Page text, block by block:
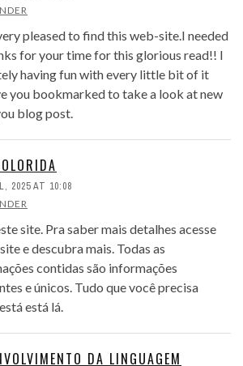
pleased to find this web-site.I needed
for your time for this glorious read!! I
having fun with every little bit of it
you bookmarked to take a look at new
blog post.
2025 AT 10:08
site. Pra saber mais detalhes acesse
e descubra mais. Todas as
contidas são informações
e únicos. Tudo que você precisa
está lá.
DA LINGUAGEM